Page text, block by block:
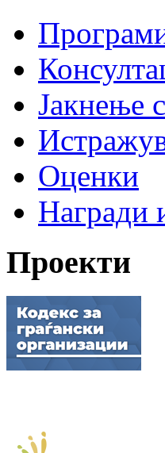
Јакнење
Оценки
Награди
Проекти